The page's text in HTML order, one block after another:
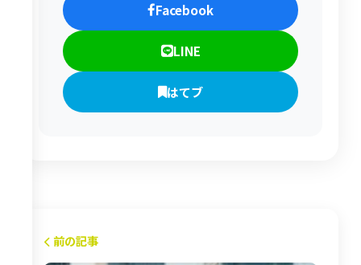
Facebook
LINE
はてブ
前の記事